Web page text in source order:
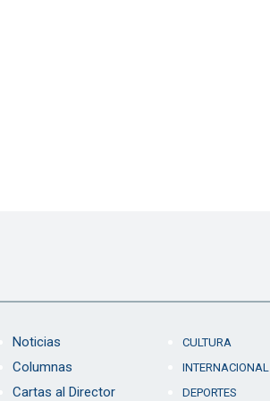
Noticias
Columnas
Cartas al Director
CULTURA
INTERNACIONAL
DEPORTES